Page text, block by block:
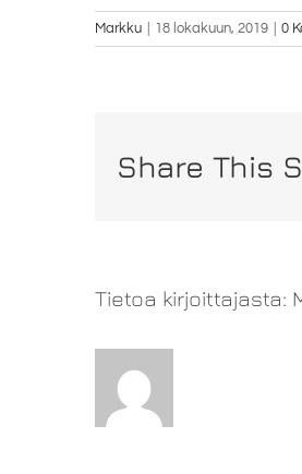
Markku 18 lokakuun, 2019 0
Share This
Tietoa kirjoittajasta: